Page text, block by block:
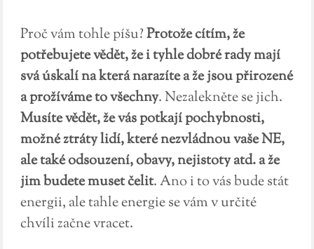
Proč vám tohle píšu?Protože cítím, že
potřebujete vědět, že i tyhle dobré rady mají
svá úskalí na která narazíte a že jsou přirozené
a prožíváme to všechny. Nezalekněte se jich.
Musíte vědět, že vás potkají pochybnosti,
možné ztráty lidí, které nezvládnou vaše NE,
ale také odsouzení, obavy, nejistoty atd. a že
jim budete muset čelit. Ano i to vás bude stát
energii, ale tahle energie se vám v určité
chvíli začne vracet.